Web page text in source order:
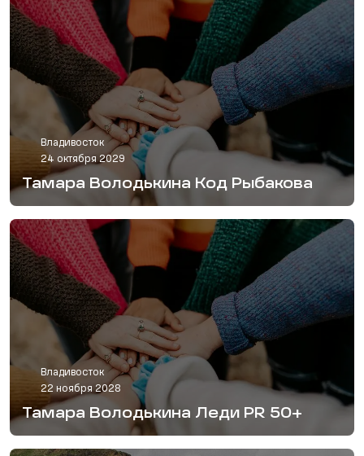
Владивосток
24 октября 2029
Тамара Володькина Код Рыбакова
Владивосток
22 ноября 2028
Тамара Володькина Леди PR 50+